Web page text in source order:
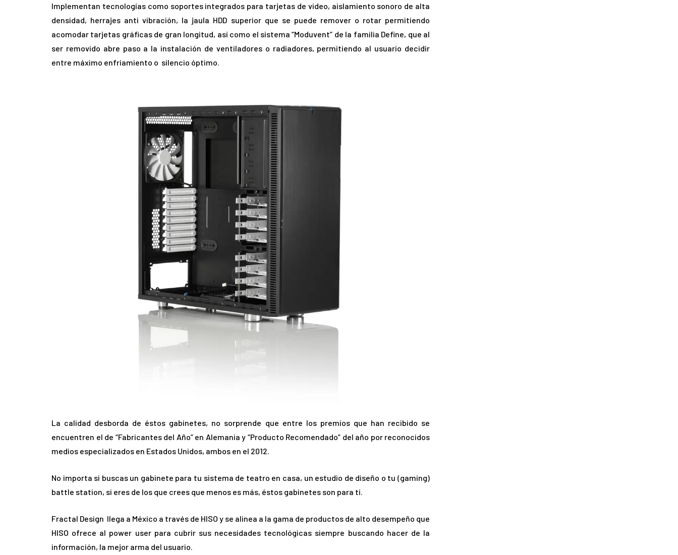
Implementan tecnologías como soportes integrados para tarjetas de video, aislamiento sonoro de alta
densidad, herrajes anti vibración, la jaula HDD superior que se puede remover o rotar permitiendo
acomodar tarjetas gráficas de gran longitud, así como el sistema “Moduvent” de la familia Define, que al
ser removido abre paso a la instalación de ventiladores o radiadores, permitiendo al usuario decidir
entre máximo enfriamiento o silencio óptimo.
La calidad desborda de éstos gabinetes, no sorprende que entre los premios que han recibido se
encuentren el de “Fabricantes del Año” en Alemania y “Producto Recomendado” del año por reconocidos
medios especializados en Estados Unidos, ambos en el 2012.
No importa si buscas un gabinete para tu sistema de teatro en casa, un estudio de diseño o tu (gaming)
battle station, si eres de los que crees que menos es más, éstos gabinetes son para ti.
Fractal Design llega a México a través de HISO y se alinea a la gama de productos de alto desempeño que
HISO ofrece al power user para cubrir sus necesidades tecnológicas siempre buscando hacer de la
información, la mejor arma del usuario.